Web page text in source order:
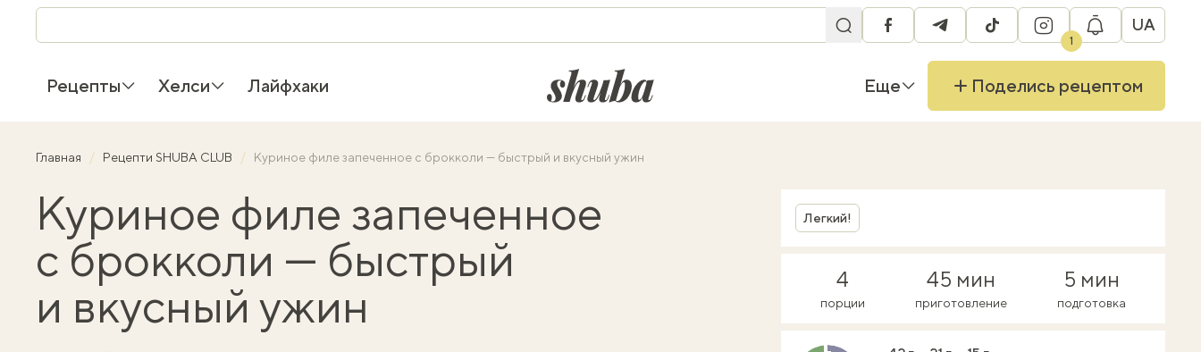
facebooktelegramtiktok instagram
1
UA
Рецепты Хелси Лайфхаки shuba.life Еще Поделись рецептом
Главная Рецепти SHUBA CLUB Куриное филе запеченное с брокколи — быстрый и вкусный ужин
Куриное филе запеченное
с брокколи — быстрый
и вкусный ужин
Легкий!
4
порции
45 мин
приготовление
5 мин
подготовка